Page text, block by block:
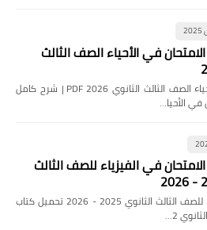
في الأحياء الصف الثالث
📘 تحميل كتاب الامتحان في الأحياء الصف الثالث الثانوي 2026 PDF | شرح كامل
في الأحيا…
في الفيزياء للصف الثالث
تحميل كتاب الامتحان في الفيزياء للصف الثالث الثانوي 2025 - 2026 تحميل كتاب
2…